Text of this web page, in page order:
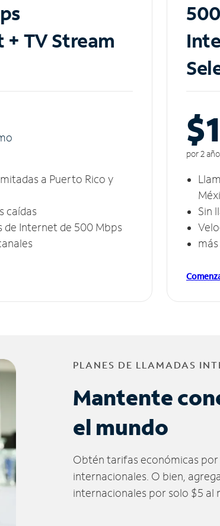
TV Stream
o
a Puerto Rico y
caídas
de Internet de 500 Mbps
por 2
Sin
PLANES DE LLAMADAS
Mantente
el mundo
Obtén tarifas económicas
internacionales. O bien,
internacionales por solo $5 al